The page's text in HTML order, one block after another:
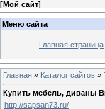
[Мой сайт]
Меню сайта
Главная страница
Главная » Каталог сайтов »
Купить мебель, диваны
http://sapsan73.ru/